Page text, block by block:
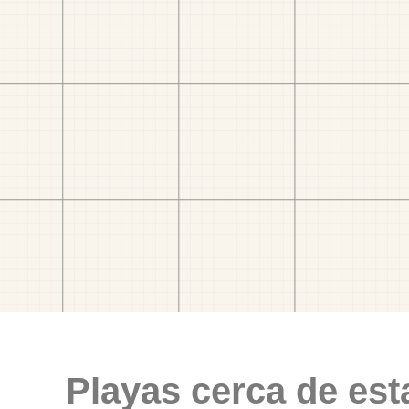
Playas cerca de